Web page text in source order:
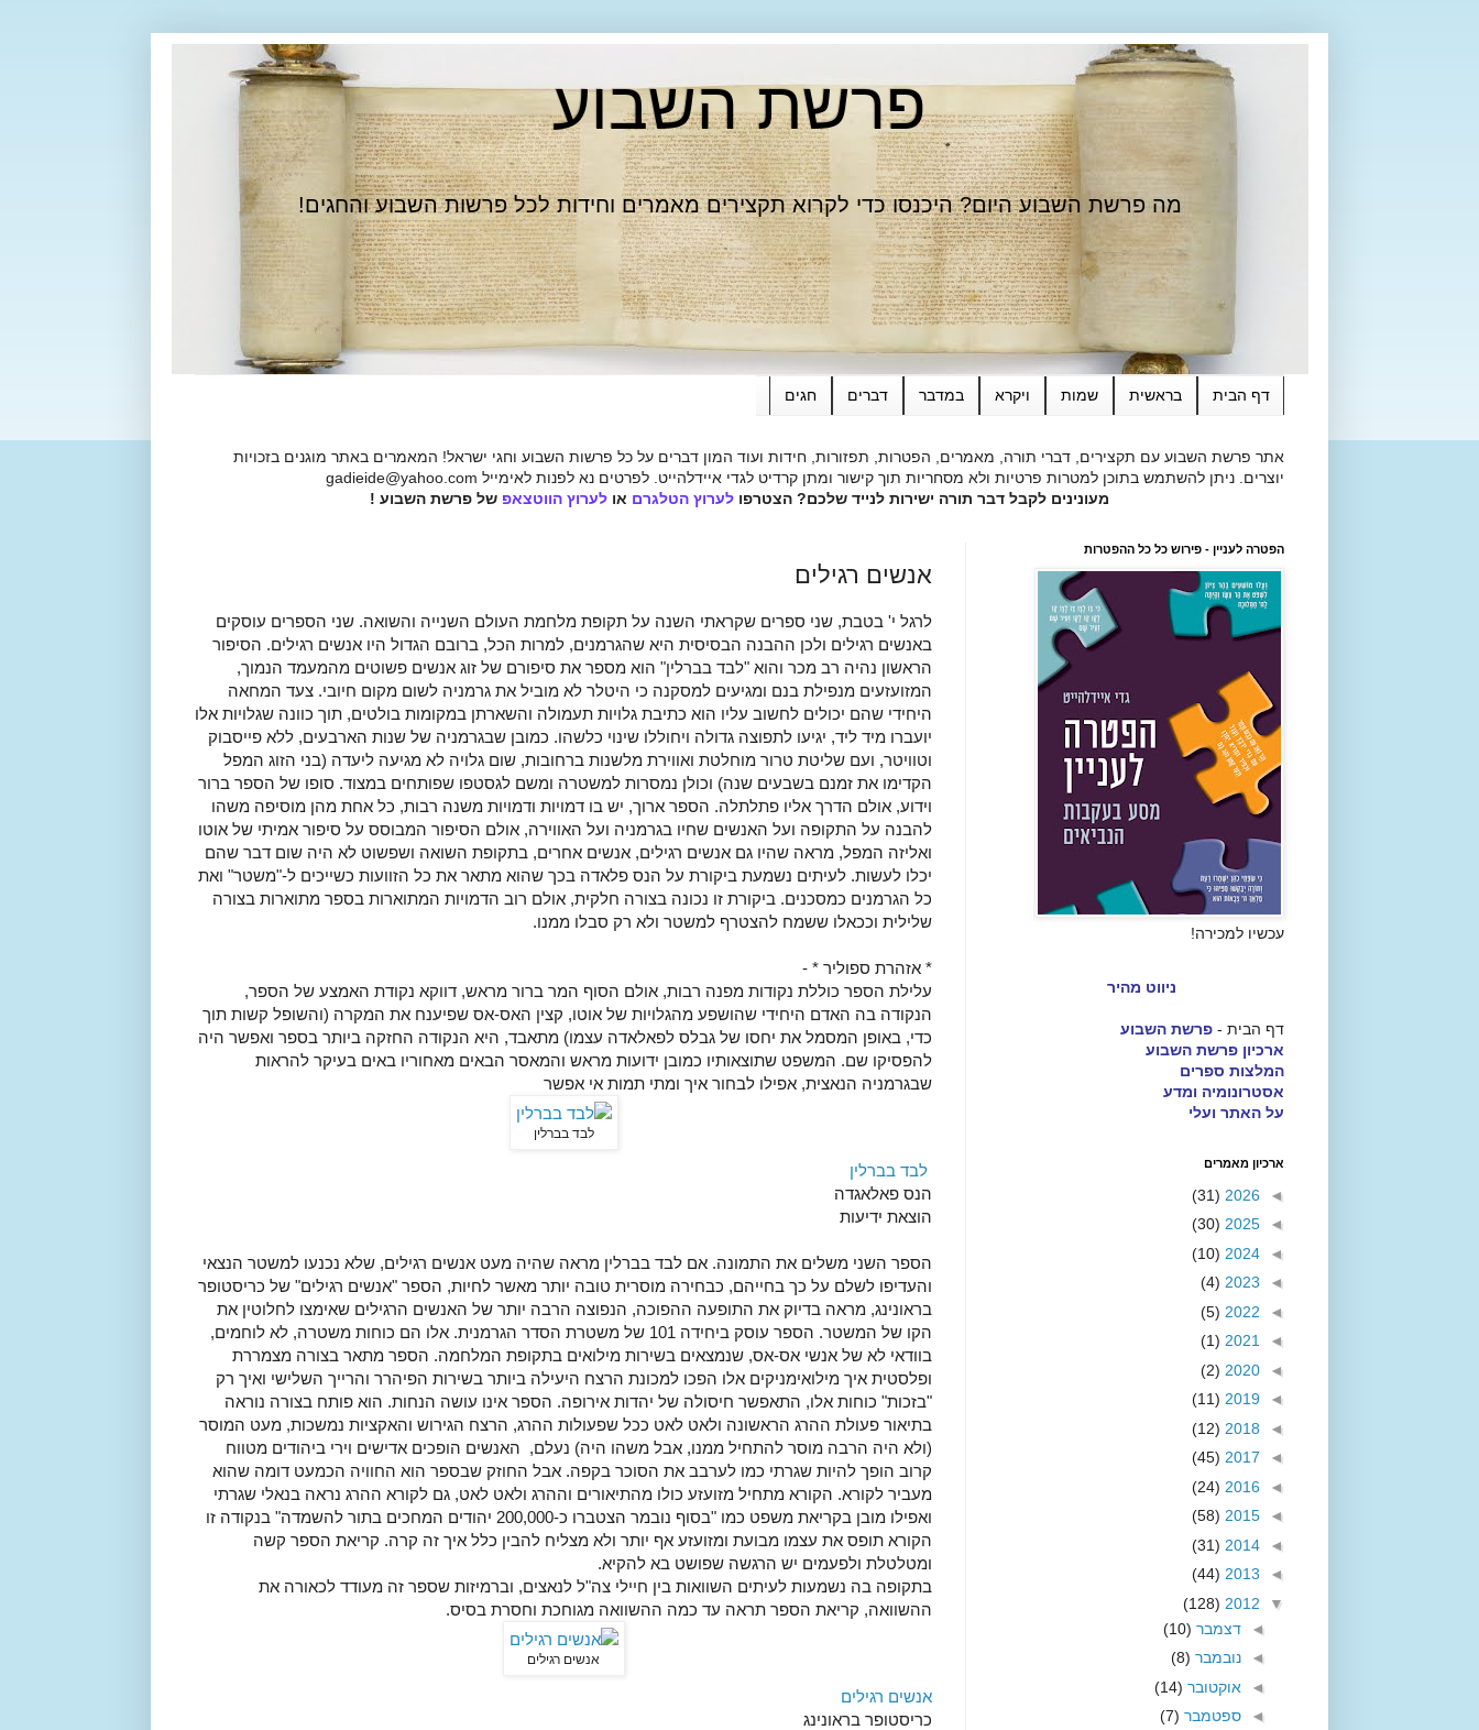
פרשת השבוע
מה פרשת השבוע היום? היכנסו כדי לקרוא תקצירים מאמרים וחידות לכל פרשות השבוע והחגים!
דף הבית בראשית שמות ויקרא במדבר דברים חגים
אתר פרשת השבוע עם תקצירים, דברי תורה, מאמרים, הפטרות, תפזורות, חידות ועוד המון דברים על כל פרשות השבוע וחגי ישראל! המאמרים באתר מוגנים בזכויות
יוצרים. ניתן להשתמש בתוכן למטרות פרטיות ולא מסחריות תוך קישור ומתן קרדיט לגדי איידלהייט. לפרטים נא לפנות לאימייל gadieide@yahoo.com
מעונינים לקבל דבר תורה ישירות לנייד שלכם? הצטרפו לערוץ הטלגרם או לערוץ הווטצאפ של פרשת השבוע !
אנשים רגילים
לרגל י' בטבת, שני ספרים שקראתי השנה על תקופת מלחמת העולם השנייה והשואה. שני הספרים עוסקים
באנשים רגילים ולכן ההבנה הבסיסית היא שהגרמנים, למרות הכל, ברובם הגדול היו אנשים רגילים. הסיפור
הראשון נהיה רב מכר והוא "לבד בברלין" הוא מספר את סיפורם של זוג אנשים פשוטים מהמעמד הנמוך,
המזועזעים מנפילת בנם ומגיעים למסקנה כי היטלר לא מוביל את גרמניה לשום מקום חיובי. צעד המחאה
היחידי שהם יכולים לחשוב עליו הוא כתיבת גלויות תעמולה והשארתן במקומות בולטים, תוך כוונה שגלויות אלו
יועברו מיד ליד, יגיעו לתפוצה גדולה ויחוללו שינוי כלשהו. כמובן שבגרמניה של שנות הארבעים, ללא פייסבוק
וטוויטר, ועם שליטת טרור מוחלטת ואווירת מלשנות ברחובות, שום גלויה לא מגיעה ליעדה (בני הזוג המפל
הקדימו את זמנם בשבעים שנה) וכולן נמסרות למשטרה ומשם לגסטפו שפותחים במצוד. סופו של הספר ברור
וידוע, אולם הדרך אליו פתלתלה. הספר ארוך, יש בו דמויות ודמויות משנה רבות, כל אחת מהן מוסיפה משהו
להבנה על התקופה ועל האנשים שחיו בגרמניה ועל האווירה, אולם הסיפור המבוסס על סיפור אמיתי של אוטו
ואליזה המפל, מראה שהיו גם אנשים רגילים, אנשים אחרים, בתקופת השואה ושפשוט לא היה שום דבר שהם
יכלו לעשות. לעיתים נשמעת ביקורת על הנס פלאדה בכך שהוא מתאר את כל הזוועות כשייכים ל-"משטר" ואת
כל הגרמנים כמסכנים. ביקורת זו נכונה בצורה חלקית, אולם רוב הדמויות המתוארות בספר מתוארות בצורה
שלילית וככאלו ששמח להצטרף למשטר ולא רק סבלו ממנו.
* אזהרת ספוליר * -
עלילת הספר כוללת נקודות מפנה רבות, אולם הסוף המר ברור מראש, דווקא נקודת האמצע של הספר,
הנקודה בה האדם היחידי שהושפע מהגלויות של אוטו, קצין האס-אס שפיענח את המקרה (והשופל קשות תוך
כדי, באופן המסמל את יחסו של גבלס לפאלאדה עצמו) מתאבד, היא הנקודה החזקה ביותר בספר ואפשר היה
להפסיקו שם. המשפט שתוצאותיו כמובן ידועות מראש והמאסר הבאים מאחוריו באים בעיקר להראות
שבגרמניה הנאצית, אפילו לבחור איך ומתי תמות אי אפשר
לבד בברלין
לבד בברלין
הנס פאלאגדה
הוצאת ידיעות
הספר השני משלים את התמונה. אם לבד בברלין מראה שהיה מעט אנשים רגילים, שלא נכנעו למשטר הנצאי
והעדיפו לשלם על כך בחייהם, כבחירה מוסרית טובה יותר מאשר לחיות, הספר "אנשים רגילים" של כריסטופר
בראונינג, מראה בדיוק את התופעה ההפוכה, הנפוצה הרבה יותר של האנשים הרגילים שאימצו לחלוטין את
הקו של המשטר. הספר עוסק ביחידה 101 של משטרת הסדר הגרמנית. אלו הם כוחות משטרה, לא לוחמים,
בוודאי לא של אנשי אס-אס, שנמצאים בשירות מילואים בתקופת המלחמה. הספר מתאר בצורה מצמררת
ופלסטית איך מילואימניקים אלו הפכו למכונת הרצח היעילה ביותר בשירות הפיהרר והרייך השלישי ואיך רק
"בזכות" כוחות אלו, התאפשר חיסולה של יהדות אירופה. הספר אינו עושה הנחות. הוא פותח בצורה נוראה
בתיאור פעולת ההרג הראשונה ולאט לאט ככל שפעולות ההרג, הרצח הגירוש והאקציות נמשכות, מעט המוסר
(ולא היה הרבה מוסר להתחיל ממנו, אבל משהו היה) נעלם, האנשים הופכים אדישים וירי ביהודים מטווח
קרוב הופך להיות שגרתי כמו לערבב את הסוכר בקפה. אבל החוזק שבספר הוא החוויה הכמעט דומה שהוא
מעביר לקורא. הקורא מתחיל מזועזע כולו מהתיאורים וההרג ולאט לאט, גם לקורא ההרג נראה בנאלי שגרתי
ואפילו מובן בקריאת משפט כמו "בסוף נובמר הצטברו כ-200,000 יהודים המחכים בתור להשמדה" בנקודה זו
הקורא תופס את עצמו מבועת ומזועזע אף יותר ולא מצליח להבין כלל איך זה קרה. קריאת הספר קשה
ומטלטלת ולפעמים יש הרגשה שפושט בא להקיא.
בתקופה בה נשמעות לעיתים השוואות בין חיילי צה"ל לנאצים, וברמיזות שספר זה מעודד לכאורה את
ההשוואה, קריאת הספר תראה עד כמה ההשוואה מגוחכת וחסרת בסיס.
אנשים רגילים
אנשים רגילים
כריסטופר בראונינג
הפטרה לעניין - פירוש כל כל ההפטרות
עכשיו למכירה!
ניווט מהיר
דף הבית - פרשת השבוע
ארכיון פרשת השבוע
המלצות ספרים
אסטרונומיה ומדע
על האתר ועלי
ארכיון מאמרים
◄
2026
(31)
◄
2025
(30)
◄
2024
(10)
◄
2023
(4)
◄
2022
(5)
◄
2021
(1)
◄
2020
(2)
◄
2019
(11)
◄
2018
(12)
◄
2017
(45)
◄
2016
(24)
◄
2015
(58)
◄
2014
(31)
◄
2013
(44)
▼
2012
(128)
◄ דצמבר (10)
◄ נובמבר (8)
◄ אוקטובר (14)
◄ ספטמבר (7)